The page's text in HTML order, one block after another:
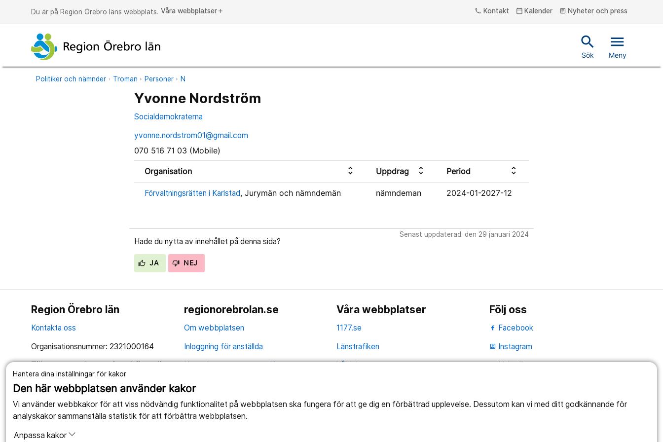
Hantera dina inställningar för kakor
Den här webbplatsen använder kakor
Vi använder webbkakor för att viss nödvändig funktionalitet på webbplatsen ska fungera för att ge dig en förbättrad upplevelse. Dessutom kan vi med ditt godkännande för
analyskakor sammanställa statistik för att förbättra webbplatsen.
Anpassa kakor
Du är på Region Örebro läns webbplats. Våra webbplatser add phone Kontakt calendar_today Kalender article Nyheter och press
search
Sök
menu
Meny
Politiker och nämnder Troman Personer N
Yvonne Nordström
Socialdemokraterna
yvonne.nordstrom01@gmail.com
070 516 71 03 (Mobile)
Organisation unfold_more Uppdrag unfold_more Period unfold_more
Förvaltningsrätten i Karlstad, Jurymän och nämndemän nämndeman 2024-01-2027-12
Hade du nytta av innehållet på denna sida?
JA NEJ
Senast uppdaterad: den 29 januari 2024
Region Örebro län
Kontakta oss
Organisationsnummer: 2321000164
Tillsammans skapar vi ett bättre liv
regionorebrolan.se
Om webbplatsen
Inloggning för anställda
Hantering av personuppgifter
Anslagstavla
Tillgänglighetsredogörelse
Våra webbplatser
1177.se
Länstrafiken
Vårdgivare
Följ oss
Facebook
portrait Instagram
LinkedIn